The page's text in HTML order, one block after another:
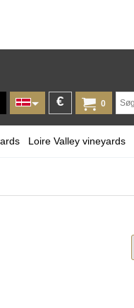
0
€
Loire Valley vineyards